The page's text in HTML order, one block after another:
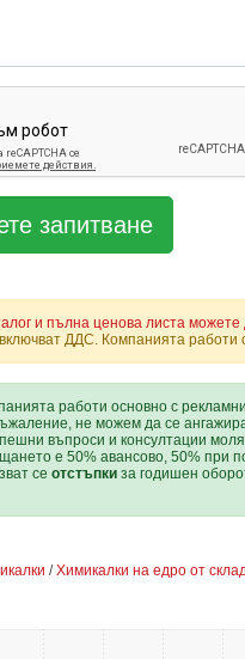
и пълна ценова листа можете
ДДС. Компанията работи
работи основно с
не можем да се
въпроси и консултации моля
е 50% авансово, 50% при
се отстъпки за годишен
/Химикалки на едро от